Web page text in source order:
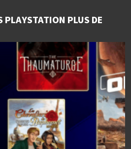
PLAYSTATION PLUS DE